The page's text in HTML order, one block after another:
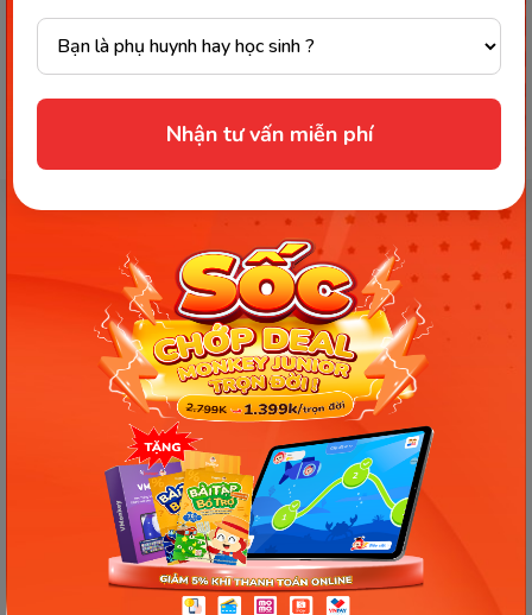
Nhận tư vấn miễn phí
trao cơ hội để có
thể học tập và
phát triển tốt
hơn. Giúp con
khai phá tiềm
năng tư duy và
ngôn ngữ ngay
hôm nay.